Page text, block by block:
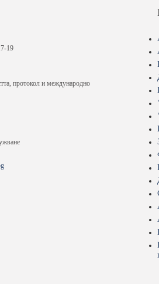
19
протокол и международно